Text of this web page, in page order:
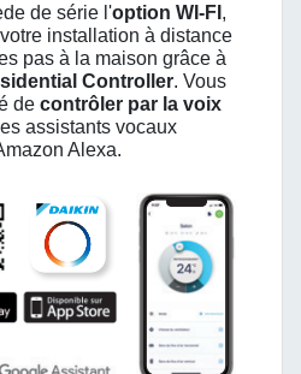
de série l'option WI-FI ,
installation à distance
pas à la maison grâce à
Controller. Vous
de contrôler par la voix
assistants vocaux
Alexa.